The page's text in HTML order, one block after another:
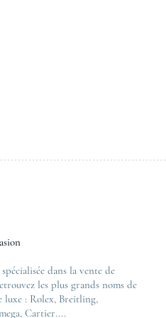
dans la vente de
les plus grands noms de
luxe : Rolex, Breitling,
, Cartier....